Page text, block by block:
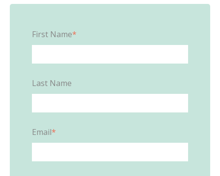
First Name*
Last Name
Email*